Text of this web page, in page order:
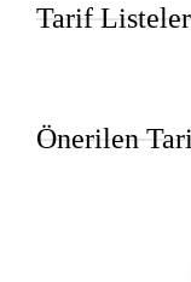
Tarif
Önerilen